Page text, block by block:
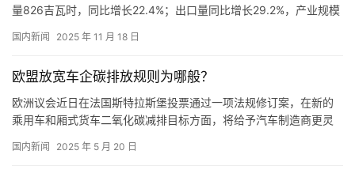
量826吉瓦时，同比增长22.4%；出口量同比增长29.2%，产业规模
效、绿色的动力电池运输体系。”11月13日，在四川宜宾举行的
上，中国交通企业管理协会会长杨咏表示。 动力…
国内新闻 2025 年 11 月 18 日
欧盟放宽车企碳排放规则为哪般？
欧洲议会近日在法国斯特拉斯堡投票通过一项法规修订案，在新的
乘用车和厢式货车二氧化碳减排目标方面，将给予汽车制造商更灵
其中的灵活性措施允许汽车制造商在2025年—2027年内，不必按年
国内新闻 2025 年 5 月 20 日